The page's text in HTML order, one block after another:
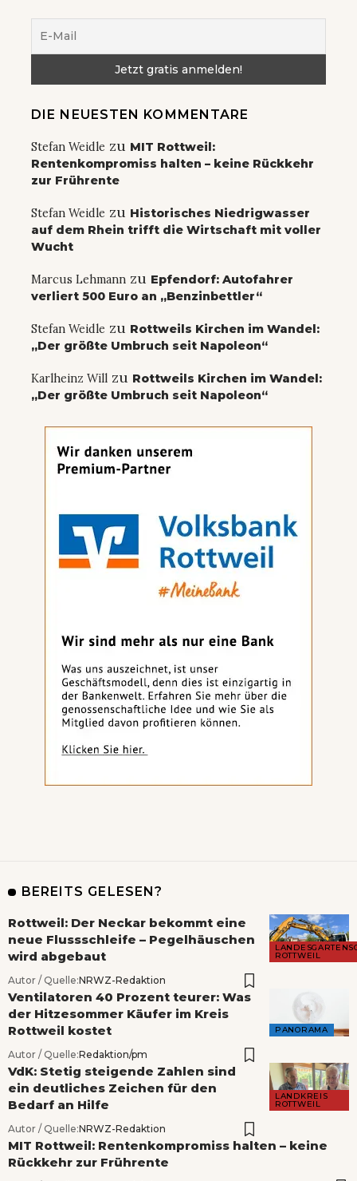
DIE NEUESTEN KOMMENTARE
Stefan Weidle zu MIT Rottweil:
Rentenkompromiss halten – keine Rückkehr
zur Frührente
Stefan Weidle zu Historisches Niedrigwasser
auf dem Rhein trifft die Wirtschaft mit voller
Wucht
Marcus Lehmann zu Epfendorf: Autofahrer
verliert 500 Euro an „Benzinbettler“
Stefan Weidle zu Rottweils Kirchen im Wandel:
„Der größte Umbruch seit Napoleon“
Karlheinz Will zu Rottweils Kirchen im Wandel:
„Der größte Umbruch seit Napoleon“
BEREITS GELESEN?
ROTTWEIL
Rottweil: Der Neckar bekommt eine
neue Flussschleife – Pegelhäuschen
wird abgebaut
Autor / Quelle:NRWZ-Redaktion
PANORAMA
Ventilatoren 40 Prozent teurer: Was
der Hitzesommer Käufer im Kreis
Rottweil kostet
Autor / Quelle:Redaktion/pm
LANDKREIS
ROTTWEIL
VdK: Stetig steigende Zahlen sind
ein deutliches Zeichen für den
Bedarf an Hilfe
Autor / Quelle:NRWZ-Redaktion
MIT Rottweil: Rentenkompromiss halten – keine
Rückkehr zur Frührente